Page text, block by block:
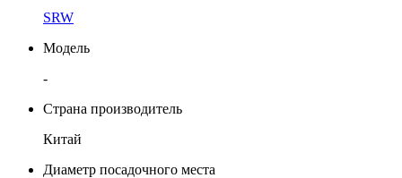
SRW
Модель
-
Страна производитель
Китай
Диаметр посадочного места